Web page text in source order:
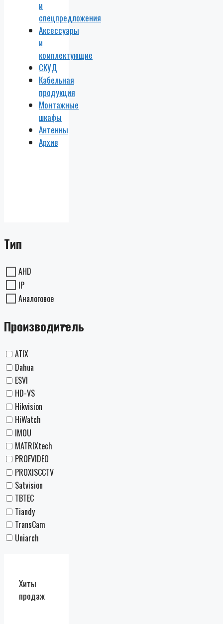
и
спецпредложения
Аксессуары
и
комплектующие
СКУД
Кабельная
продукция
Монтажные
шкафы
Антенны
Архив
Тип
AHD
IP
Аналоговое
Производитель
ATIX
Dahua
ESVI
HD-VS
Hikvision
HiWatch
IMOU
MATRIXtech
PROFVIDEO
PROXISCCTV
Satvision
TBTEC
Tiandy
TransCam
Uniarch
Хиты
продаж